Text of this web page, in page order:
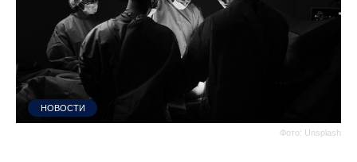
Фото: Unsplash
НОВОСТИ